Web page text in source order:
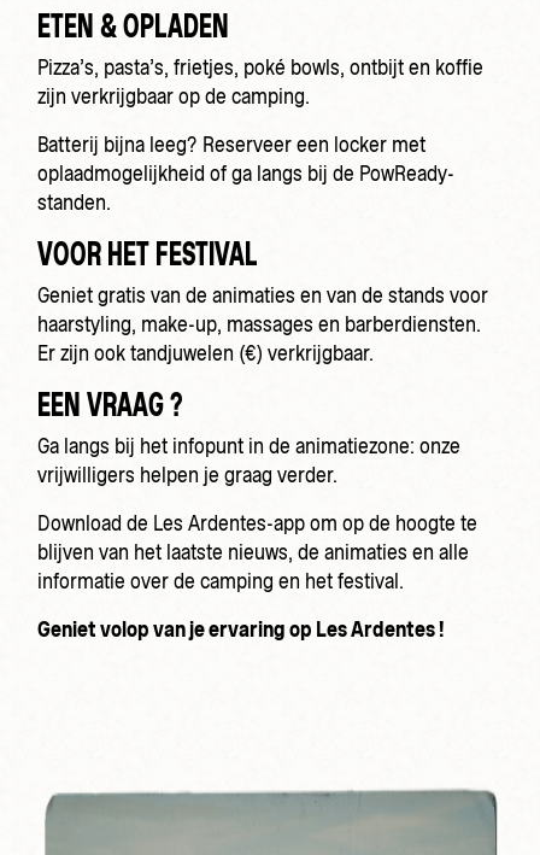
ETEN & OPLADEN
Pizza’s, pasta’s, frietjes, poké bowls, ontbijt en koffie
zijn verkrijgbaar op de camping.
Batterij bijna leeg? Reserveer een locker met
oplaadmogelijkheid of ga langs bij de PowReady-
standen.
VOOR HET FESTIVAL
Geniet gratis van de animaties en van de stands voor
haarstyling, make-up, massages en barberdiensten.
Er zijn ook tandjuwelen (€) verkrijgbaar.
EEN VRAAG ?
Ga langs bij het infopunt in de animatiezone: onze
vrijwilligers helpen je graag verder.
Download de Les Ardentes-app om op de hoogte te
blijven van het laatste nieuws, de animaties en alle
informatie over de camping en het festival.
Geniet volop van je ervaring op Les Ardentes !